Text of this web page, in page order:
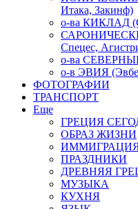
Итака, Закинф)
о-ва КИКЛАД
Спецес,
о-ва
о-в ЭВИЯ
ФОТОГРАФИИ
ТРАНСПОРТ
Еще
ГРЕЦИЯ
ОБРАЗ ЖИЗНИ
ПРАЗДНИКИ
ДРЕВНЯЯ
МУЗЫКА
КУХНЯ